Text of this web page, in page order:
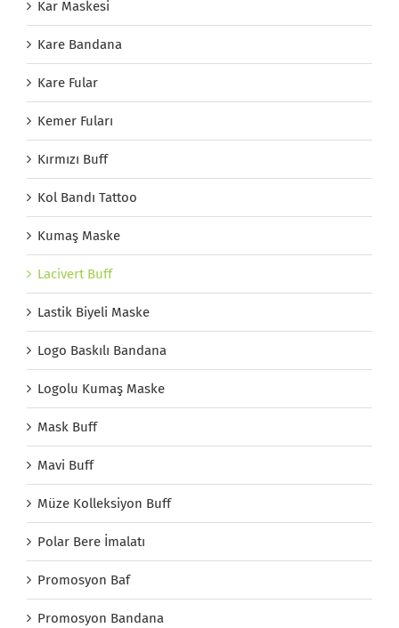
Kar Maskesi
Kare Bandana
Kare Fular
Kemer Fuları
Kırmızı Buff
Kol Bandı Tattoo
Kumaş Maske
Lacivert Buff
Lastik Biyeli Maske
Logo Baskılı Bandana
Logolu Kumaş Maske
Mask Buff
Mavi Buff
Müze Kolleksiyon Buff
Polar Bere İmalatı
Promosyon Baf
Promosyon Bandana